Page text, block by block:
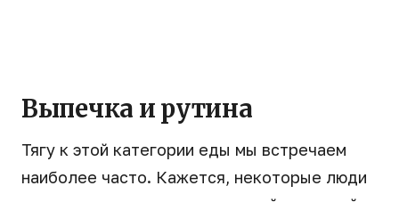
Выпечка и рутина
Тягу к этой категории еды мы встречаем
наиболее часто. Кажется, некоторые люди